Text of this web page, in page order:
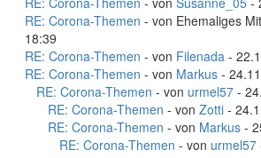
RE: Corona-Themen - von Ehemaliges
18:39
RE: Corona-Themen - von Filenada -
RE: Corona-Themen - von Markus -
RE: Corona-Themen - von urmel57 -
RE: Corona-Themen - von Zotti -
RE: Corona-Themen - von Markus -
RE: Corona-Themen - von urmel57